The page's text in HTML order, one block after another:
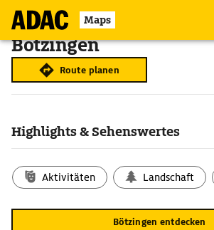
Maps
Bötzingen
Route planen
Highlights & Sehenswertes
Aktivitäten Landschaft
Bötzingen entdecken